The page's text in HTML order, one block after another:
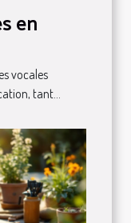
en
?
vocales
tant...